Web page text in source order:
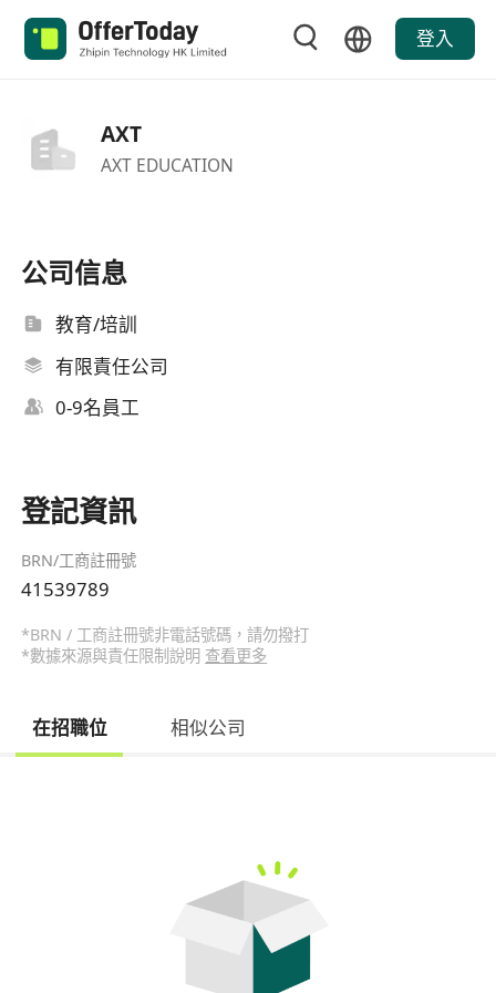
登入
AXT
AXT EDUCATION
公司信息
教育/培訓
有限責任公司
0-9名員工
登記資訊
BRN/工商註冊號
41539789
*BRN / 工商註冊號非電話號碼，請勿撥打
*數據來源與責任限制說明 查看更多
在招職位 相似公司